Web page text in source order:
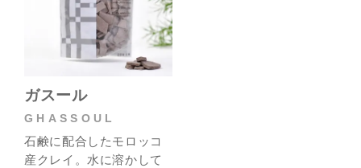
ガスール
GHASSOUL
石鹸に配合したモロッコ
産クレイ。水に溶かして